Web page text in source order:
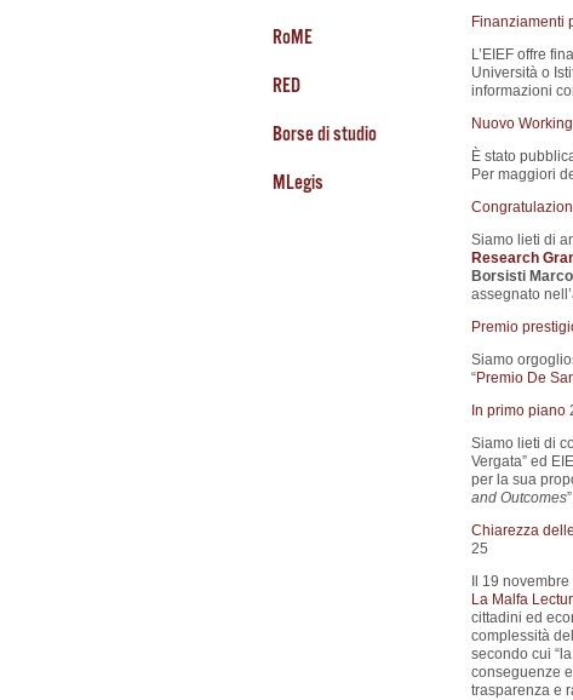
RoME
RED
Borse di studio
MLegis
Finanziamenti
L’EIEF offre
Università o
informazioni
Nuovo
È stato
Per maggiori
Siamo lieti di
Research
Borsisti
assegnato
Premio
Siamo
“Premio De
In primo piano
Siamo lieti di
Vergata” ed
per la sua
and Outcomes
Chiarezza
25
Il 19 novembre
La Malfa
cittadini ed
complessità
secondo cui
conseguenze
trasparenza e